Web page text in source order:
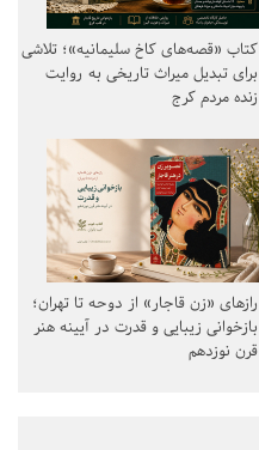
کتاب «قصه‌های کاخ سلیمانیه»؛ تلاشی
برای تبدیل میراث تاریخی به روایت
زنده مردم کرج
رازهای «زن قاجار» از دوحه تا تهران؛
بازخوانی زیبایی و قدرت در آیینه هنر
قرن نوزدهم